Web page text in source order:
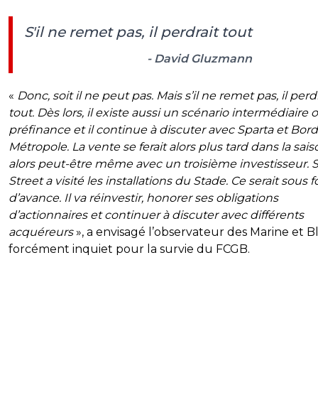
S'il ne remet pas, il perdrait tout
- David Gluzmann
« Donc, soit il ne peut pas. Mais s’il ne remet pas, il
tout. Dès lors, il existe aussi un scénario intermédiaire
préfinance et il continue à discuter avec Sparta et
Métropole. La vente se ferait alors plus tard dans la
alors peut-être même avec un troisième investisseur.
Street a visité les installations du Stade. Ce serait sous
d’avance. Il va réinvestir, honorer ses obligations
d’actionnaires et continuer à discuter avec différents
acquéreurs», a envisagé l’observateur des Marine et
forcément inquiet pour la survie du FCGB.